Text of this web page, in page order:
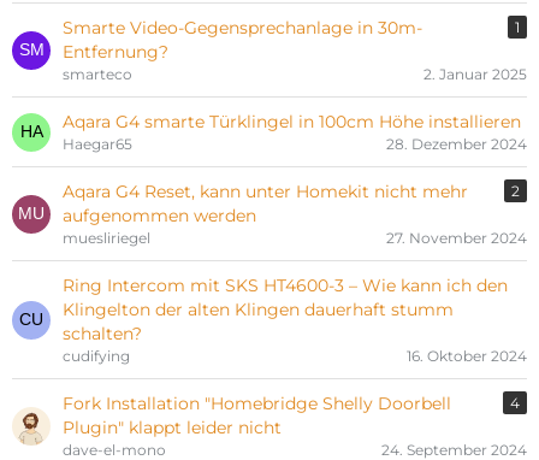
Smarte Video-Gegensprechanlage in 30m-
Entfernung?
1
smarteco 2. Januar 2025
Aqara G4 smarte Türklingel in 100cm Höhe installieren
Haegar65 28. Dezember 2024
Aqara G4 Reset, kann unter Homekit nicht mehr
aufgenommen werden
2
muesliriegel 27. November 2024
Ring Intercom mit SKS HT4600-3 – Wie kann ich den
Klingelton der alten Klingen dauerhaft stumm
schalten?
cudifying 16. Oktober 2024
Fork Installation "Homebridge Shelly Doorbell
Plugin" klappt leider nicht
4
dave-el-mono 24. September 2024